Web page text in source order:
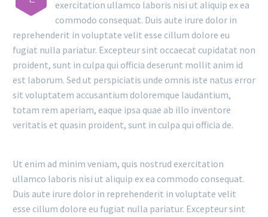
exercitation ullamco laboris nisi ut aliquip ex ea
commodo consequat. Duis aute irure dolor in
reprehenderit in voluptate velit esse cillum dolore eu
fugiat nulla pariatur. Excepteur sint occaecat cupidatat non
proident, sunt in culpa qui officia deserunt mollit anim id
est laborum. Sed ut perspiciatis unde omnis iste natus error
sit voluptatem accusantium doloremque laudantium,
totam rem aperiam, eaque ipsa quae ab illo inventore
veritatis et quasin proident, sunt in culpa qui officia de.
Ut enim ad minim veniam, quis nostrud exercitation
ullamco laboris nisi ut aliquip ex ea commodo consequat.
Duis aute irure dolor in reprehenderit in voluptate velit
esse cillum dolore eu fugiat nulla pariatur. Excepteur sint